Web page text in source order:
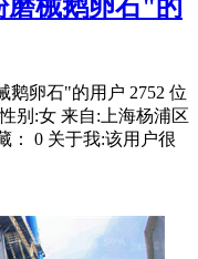
磨械鹅卵石"的
鹅卵石"的用户 2752 位
别:女 来自:上海杨浦区
： 0 关于我:该用户很